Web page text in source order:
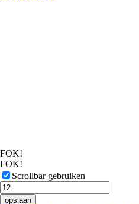
FOK!
FOK!
Scrollbar gebruiken
opslaan